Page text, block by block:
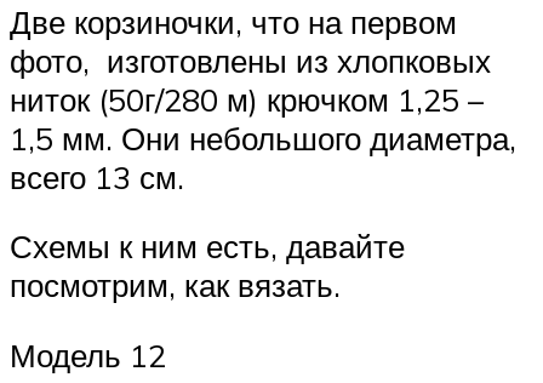
Две корзиночки, что на первом
фото, изготовлены из хлопковых
ниток (50г/280 м) крючком 1,25 –
1,5 мм. Они небольшого диаметра,
всего 13 см.
Схемы к ним есть, давайте
посмотрим, как вязать.
Модель 12